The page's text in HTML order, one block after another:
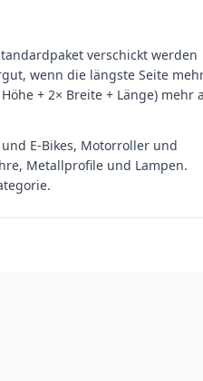
verschickt werden
wenn die längste Seite
+ 2× Breite + Länge) mehr
E-Bikes, Motorroller und
Metallprofile und Lampen.